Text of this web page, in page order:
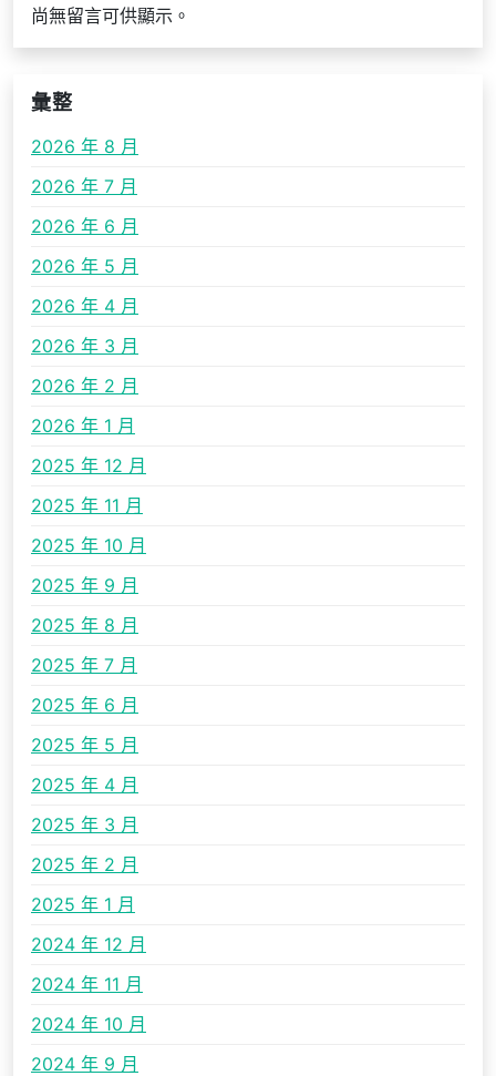
尚無留言可供顯示。
彙整
2026 年 8 月
2026 年 7 月
2026 年 6 月
2026 年 5 月
2026 年 4 月
2026 年 3 月
2026 年 2 月
2026 年 1 月
2025 年 12 月
2025 年 11 月
2025 年 10 月
2025 年 9 月
2025 年 8 月
2025 年 7 月
2025 年 6 月
2025 年 5 月
2025 年 4 月
2025 年 3 月
2025 年 2 月
2025 年 1 月
2024 年 12 月
2024 年 11 月
2024 年 10 月
2024 年 9 月